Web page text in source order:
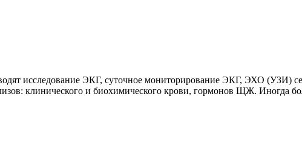
исследование ЭКГ, суточное мониторирование ЭКГ, ЭХО (УЗИ)
клинического и биохимического крови, гормонов ЩЖ. Иногда